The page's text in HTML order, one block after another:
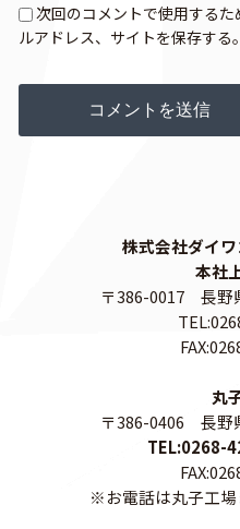
次回のコメントで使用する
ルアドレス、サイトを保存する。
株式会社ダイ
本社
〒386-0017 長野
丸
〒386-0406 長野
TEL:0268-
※お電話は丸子工場